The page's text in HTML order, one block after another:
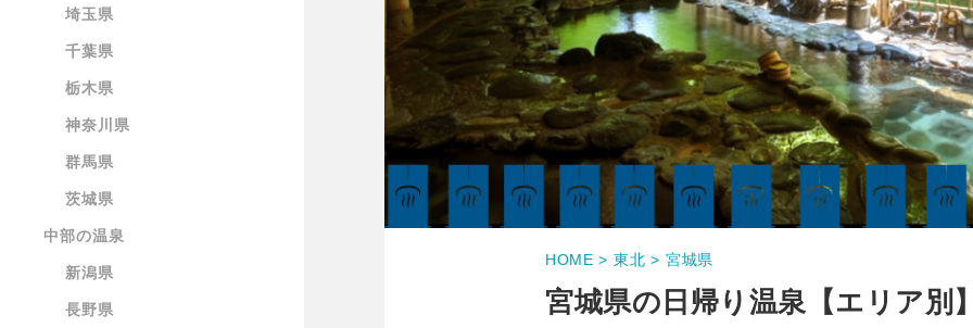
埼玉県
千葉県
栃木県
神奈川県
群馬県
茨城県
中部の温泉
新潟県
長野県
HOME > 東北 > 宮城県
宮城県の日帰り温泉【エリア別